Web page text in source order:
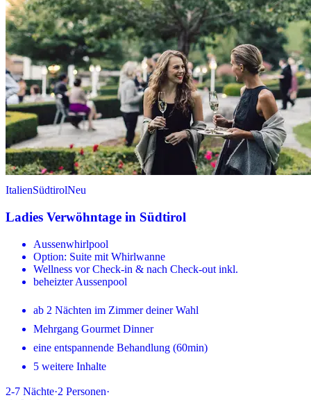
ItalienSüdtirolNeu
Ladies Verwöhntage in Südtirol
Aussenwhirlpool
Option: Suite mit Whirlwanne
Wellness vor Check-in & nach Check-out inkl.
beheizter Aussenpool
ab 2 Nächten im Zimmer deiner Wahl
Mehrgang Gourmet Dinner
eine entspannende Behandlung (60min)
5 weitere Inhalte
2-7 Nächte·2 Personen·